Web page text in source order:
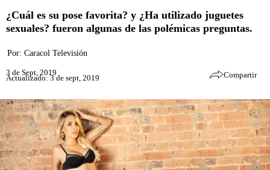
¿Cuál es su pose favorita? y ¿Ha utilizado juguetes
sexuales? fueron algunas de las polémicas preguntas.
Por: Caracol Televisión
3 de Sept, 2019
Actualizado: 3 de sept, 2019 Compartir